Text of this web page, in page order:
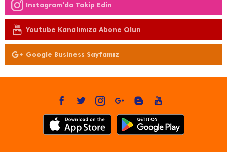
Instagram'da Takip Edin
Youtube Kanalımıza Abone Olun
Google Business Sayfamız